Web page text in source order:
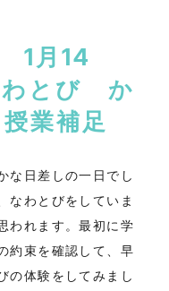
1月14
とび か
業補足
な日差しの一日でし
なわとびをしていま
われます。最初に学
約束を確認して、早
の体験をしてみまし